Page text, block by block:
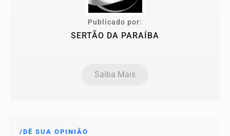
Publicado por:
SERTÃO DA PARAÍBA
Saiba Mais
/DÊ SUA OPINIÃO